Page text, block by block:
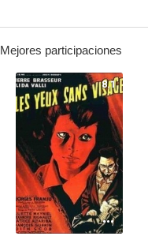
Mejores participaciones
8.1